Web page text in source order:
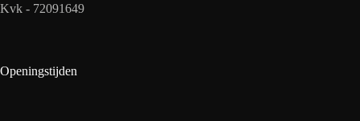
Kvk - 72091649
Openingstijden